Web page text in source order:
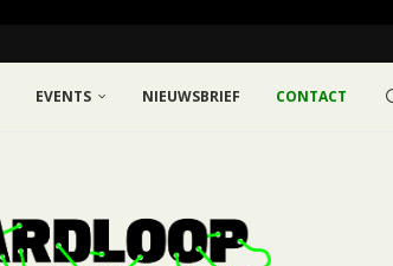
EVENTS NIEUWSBRIEF CONTACT